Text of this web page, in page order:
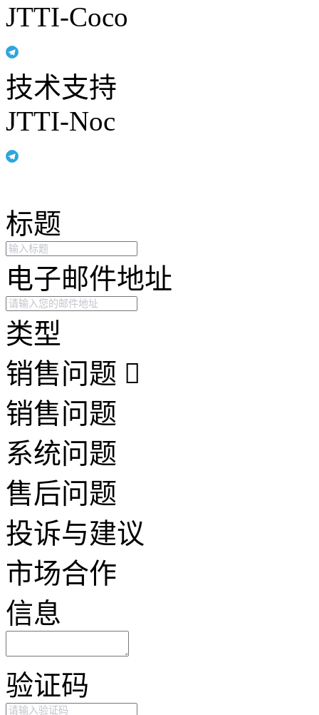
JTTI-Coco
技术支持
JTTI-Noc
标题
电子邮件地址
类型
销售问题
销售问题
系统问题
售后问题
投诉与建议
市场合作
信息
验证码